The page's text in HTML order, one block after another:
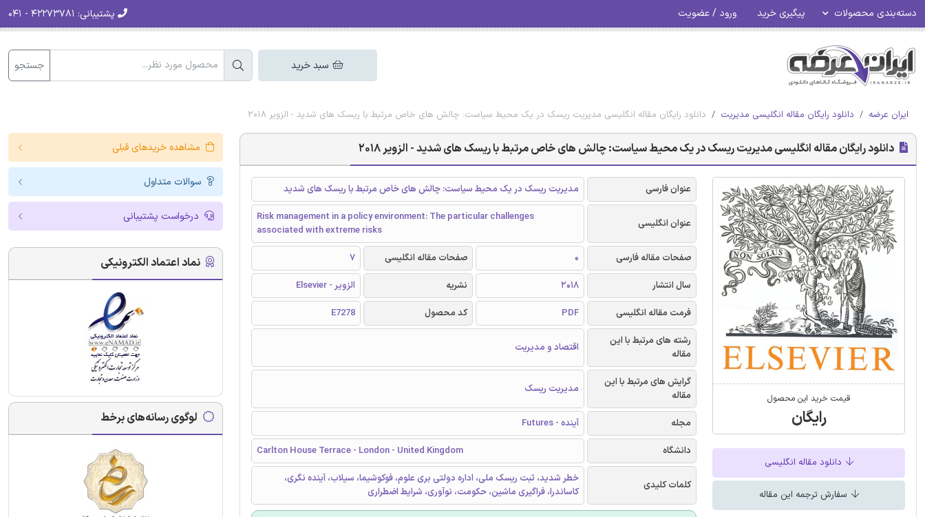
دسته‌بندی محصولات پیگیری خرید ورود / عضویت پشتیبانی:
سبد خرید جستجو
ایران عرضه دانلود رایگان مقاله انگلیسی مدیریت دانلود رایگان مقاله انگلیسی مدیریت ریسک در یک محیط سیاست: چالش های خاص مرتبط با ریسک های شدید - الزویر 2018
دانلود رایگان مقاله انگلیسی مدیریت ریسک در یک محیط سیاست: چالش های خاص مرتبط با ریسک های شدید - الزویر 2018
قیمت خرید این محصول
رایگان
دانلود مقاله انگلیسی
سفارش ترجمه این مقاله
عنوان فارسی مدیریت ریسک در یک محیط سیاست: چالش های خاص مرتبط با ریسک های شدید
عنوان انگلیسی
Risk management in a policy environment: The particular challenges
associated with extreme risks
صفحات مقاله فارسی
0 صفحات مقاله انگلیسی
7
سال انتشار
2018 نشریه
الزویر - Elsevier
فرمت مقاله انگلیسی
PDF کد محصول
E7278
رشته های مرتبط با این
مقاله
اقتصاد و مدیریت
گرایش های مرتبط با این
مقاله
مدیریت ریسک
مجله
آینده - Futures
دانشگاه
Carlton House Terrace - London - United Kingdom
کلمات کلیدی
خطر شدید، ثبت ریسک ملی، اداره دولتی بری علوم، فوکوشیما، سیلاب، آینده نگری،
کاساندرا، فراگیری ماشین، حکومت، نوآوری، شرایط اضطراری
مشاهده خریدهای قبلی
سوالات متداول
درخواست پشتیبانی
نماد اعتماد الکترونیکی
لوگوی رسانه‌های برخط